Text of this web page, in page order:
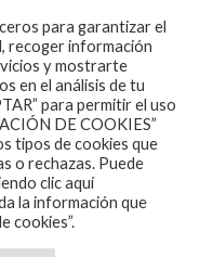
THEME
para garantizar el
recoger información
y mostrarte
en el análisis de tu
para permitir el uso
DE COOKIES”
tipos de cookies que
o rechazas. Puede
clic aquí
la información que
cookies”.